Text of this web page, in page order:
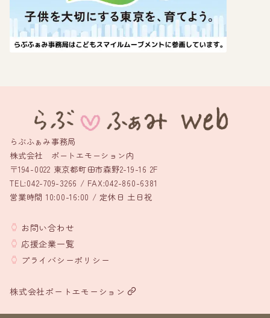
らぶふぁみ事務局
株式会社 ポートエモーション内
〒194-0022 東京都町田市森野2-19-16 2F
TEL:042-709-3266 / FAX:042-860-6381
営業時間 10:00-16:00 / 定休日 土日祝
お問い合わせ
応援企業一覧
プライバシーポリシー
株式会社ポートエモーション